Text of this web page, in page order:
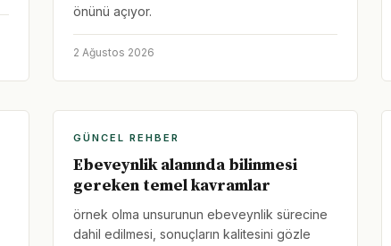
önünü açıyor.
2 Ağustos 2026
GÜNCEL REHBER
Ebeveynlik alanında bilinmesi
gereken temel kavramlar
örnek olma unsurunun ebeveynlik sürecine
dahil edilmesi, sonuçların kalitesini gözle